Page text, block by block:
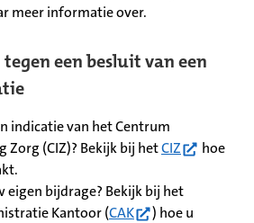
meer informatie over.
een besluit van een
indicatie van het Centrum
Zorg (CIZ)? Bekijk bij hetCIZ(opent in
hoe
eigen bijdrage? Bekijk bij het
Kantoor (CAK(opent in nieuw
) hoe u